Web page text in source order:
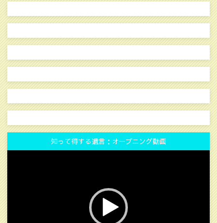
知って得する遺言：オープニング動画
動
画
プ
レ
ー
ヤ